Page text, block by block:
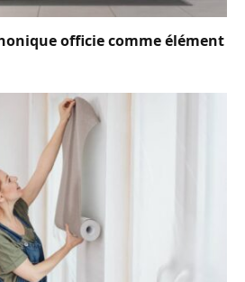
officie comme élément